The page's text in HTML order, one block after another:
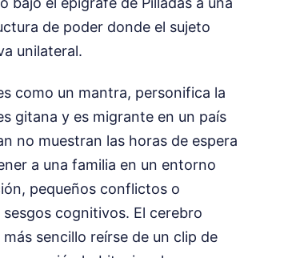
de poder donde el sujeto
unilateral.
como un mantra, personifica la
gitana y es migrante en un país
no muestran las horas de espera
a una familia en un entorno
pequeños conflictos o
cognitivos. El cerebro
sencillo reírse de un clip de